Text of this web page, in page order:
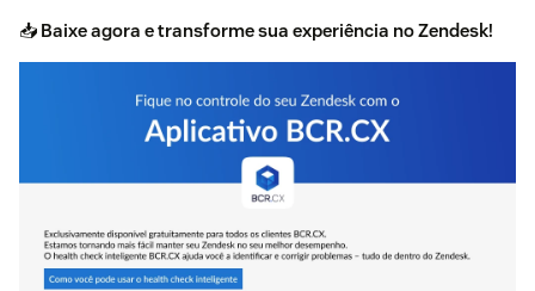
📥 Baixe agora e transforme sua experiência no Zendesk!